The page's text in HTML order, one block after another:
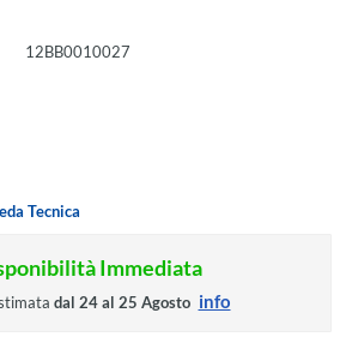
12BB0010027
Tecnica
Immediata
dal 24 al 25 Agosto info